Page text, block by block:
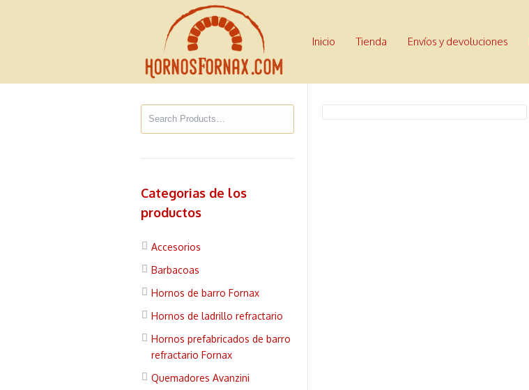
Inicio Tienda Envíos y devoluciones
Categorias de los
productos
Accesorios
Barbacoas
Hornos de barro Fornax
Hornos de ladrillo refractario
Hornos prefabricados de barro
refractario Fornax
Quemadores Avanzini